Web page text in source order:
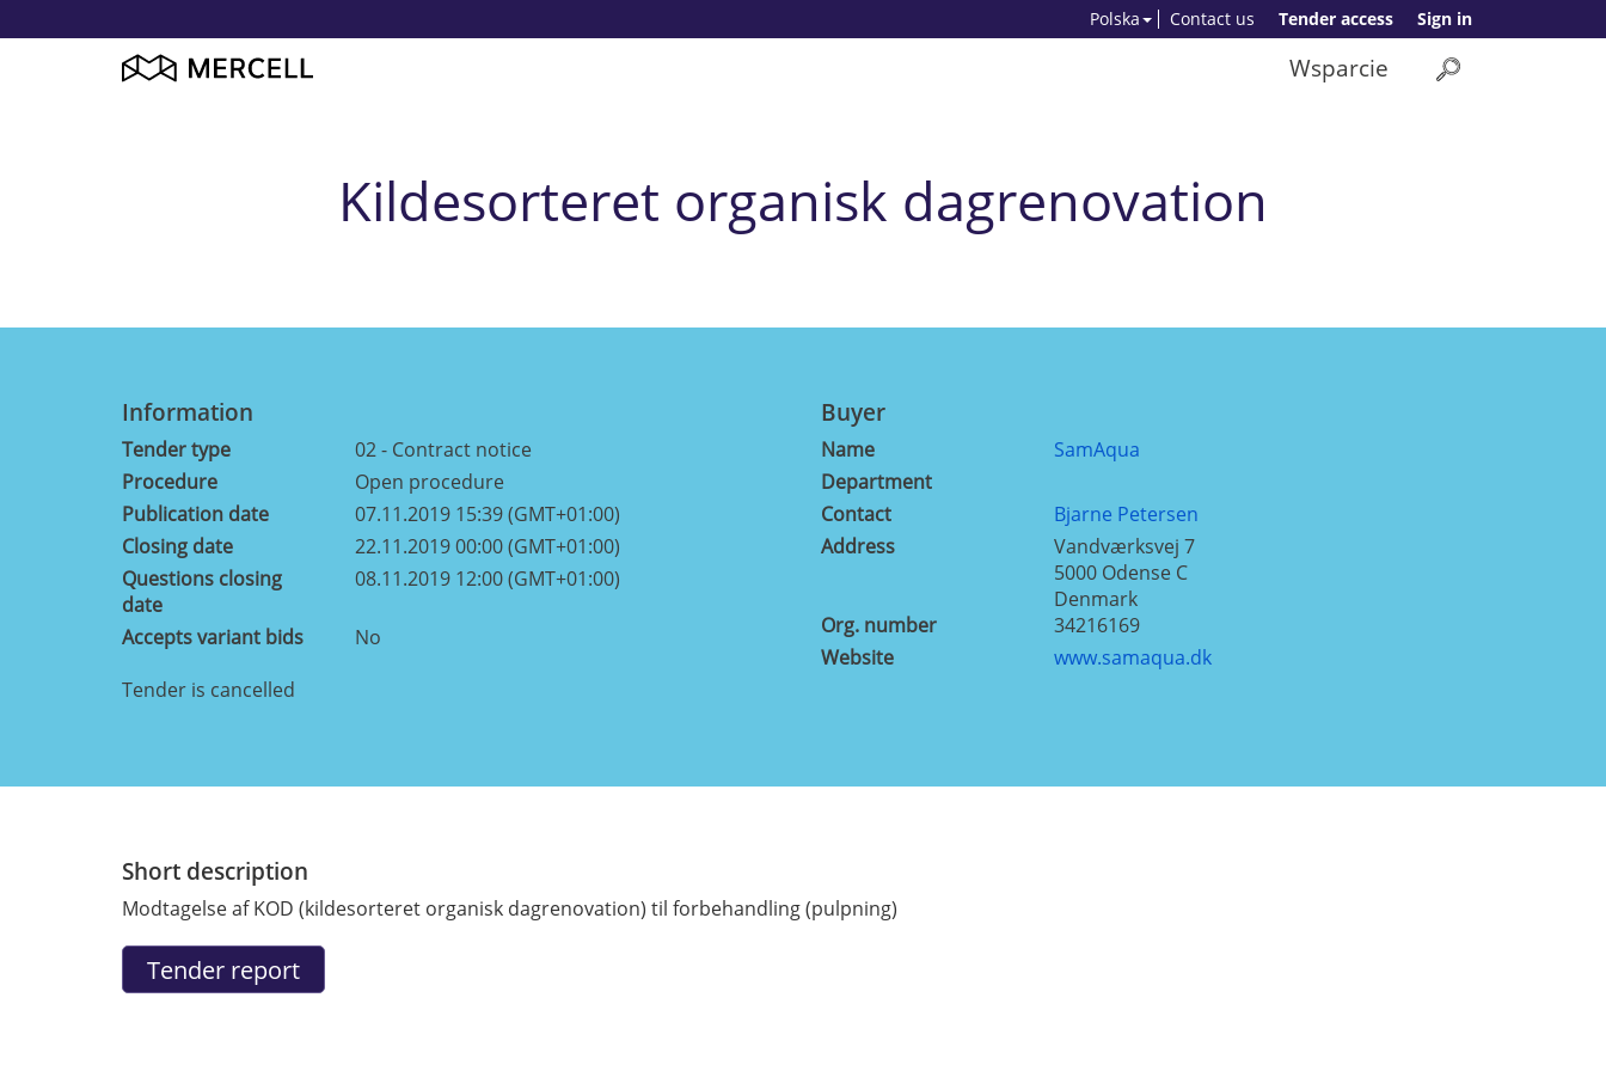
Sign in
Tender access
Contact us
Polska
Wsparcie
Kildesorteret organisk dagrenovation
Information
Tender type
02 - Contract notice
Procedure
Open procedure
Publication date
07.11.2019 15:39 (GMT+01:00)
Closing date
22.11.2019 00:00 (GMT+01:00)
Questions closing
date
08.11.2019 12:00 (GMT+01:00)
Accepts variant bids No
Buyer
Name
SamAqua
Department
Contact
Bjarne Petersen
Address
Vandværksvej 7
5000 Odense C
Denmark
Org. number
34216169
Website
www.samaqua.dk
Tender is cancelled
Short description
Modtagelse af KOD (kildesorteret organisk dagrenovation) til forbehandling (pulpning)